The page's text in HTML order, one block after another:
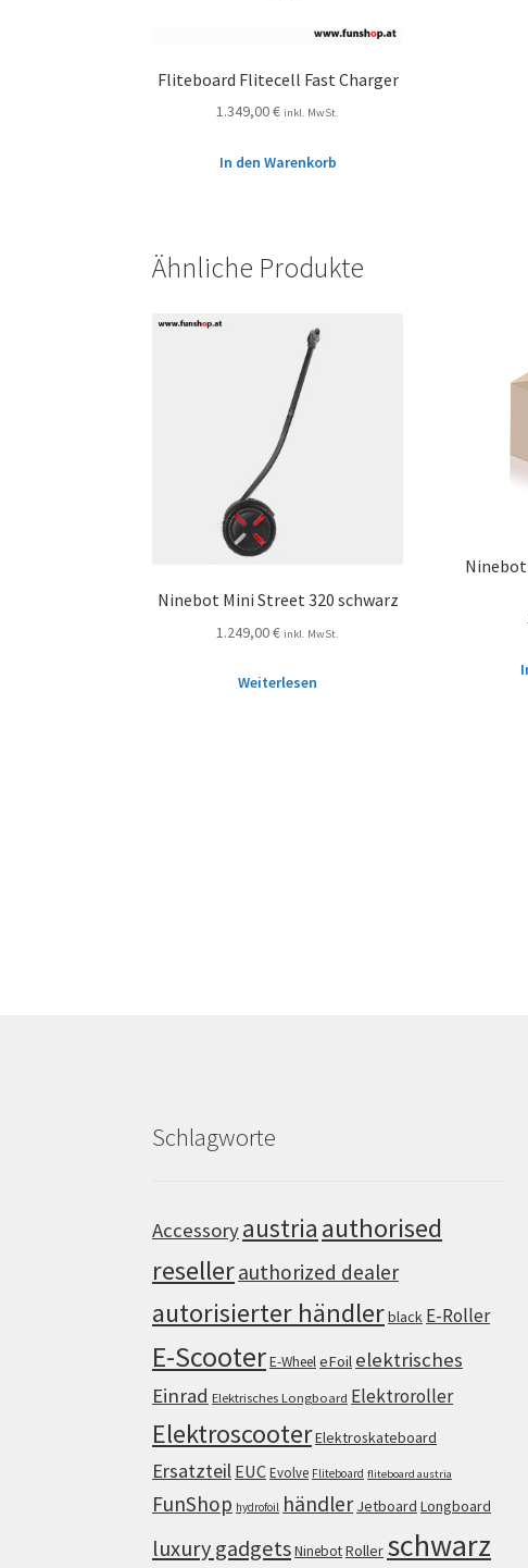
Fliteboard Flitecell Fast Charger
1.349,00€ inkl. MwSt.
In den Warenkorb
Ähnliche Produkte
Ninebot Mini Street 320 schwarz
1.249,00€ inkl. MwSt.
Weiterlesen
Schlagworte
Accessoryaustria authorised
resellerauthorized dealer
autorisierter händlerblack E-Roller
E-ScooterE-WheeleFoil elektrisches
Einrad Elektrisches Longboard Elektroroller
ElektroscooterElektroskateboard
Ersatzteil EUCEvolve Fliteboard fliteboard austria
FunShop hydrofoil händler Jetboard Longboard
luxury gadgetsNinebotRoller schwarz